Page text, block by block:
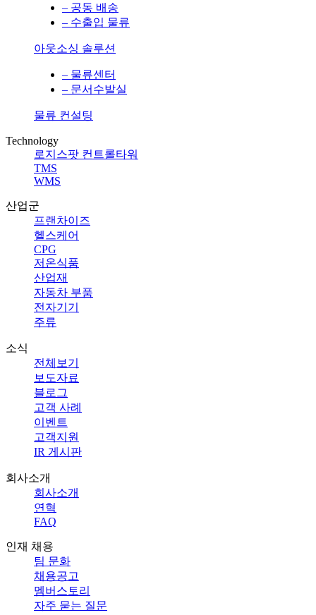
– 공동 배송
– 수출입 물류
아웃소싱 솔루션
– 물류센터
– 문서수발실
물류 컨설팅
Technology
로지스팟 컨트롤타워
TMS
WMS
산업군
프랜차이즈
헬스케어
CPG
저온식품
산업재
자동차 부품
전자기기
주류
소식
전체보기
보도자료
블로그
고객 사례
이벤트
고객지원
IR 게시판
회사소개
회사소개
연혁
FAQ
인재 채용
팀 문화
채용공고
멤버스토리
자주 묻는 질문